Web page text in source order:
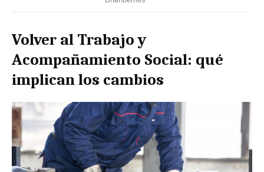
Volver al Trabajo y
Acompañamiento Social: qué
implican los cambios